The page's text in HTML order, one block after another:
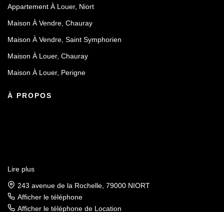
Appartement À Louer, Niort
Maison À Vendre, Chauray
Maison À Vendre, Saint Symphorien
Maison À Louer, Chauray
Maison À Louer, Perigne
À PROPOS
Lire plus
243 avenue de la Rochelle, 79000 NIORT
Afficher le téléphone
Afficher le téléphone de Location